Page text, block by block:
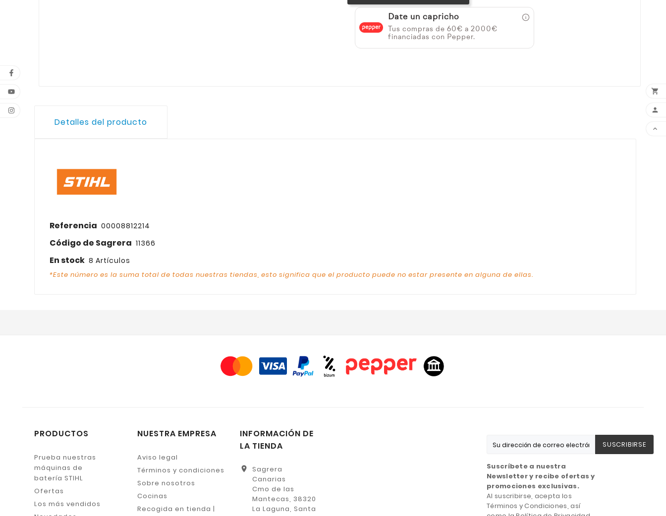
Date un capricho
Tus compras de 60€ a 2000€
financiadas con Pepper.
Detalles del producto
Referencia 00008812214
Código de Sagrera 11366
En stock 8 Artículos
*Este número es la suma total de todas nuestras tiendas, esto significa que el producto puede no estar presente en alguna de ellas.
PRODUCTOS
Prueba nuestras
máquinas de
batería STIHL
Ofertas
Los más vendidos
NUESTRA EMPRESA
Aviso legal
Términos y condiciones
Sobre nosotros
Cocinas
Recogida en tienda |
INFORMACIÓN DE
LA TIENDA
location_on
Sagrera
Canarias
Cmo de las
Mantecas, 38320
La Laguna, Santa
SUSCRIBIRSE
Suscríbete a nuestra
Newsletter y recibe ofertas y
promociones exclusivas.
Al suscribirse, acepta los
Términos y Condiciones, así


